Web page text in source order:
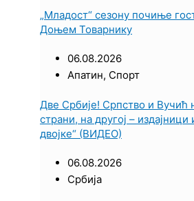
„Младост“ сезону почиње
Доњем Товарнику
06.08.2026
Апатин, Спорт
Две Србије! Српство и Вучић
страни, на другој – издајници
двојке“ (ВИДЕО)
06.08.2026
Србија